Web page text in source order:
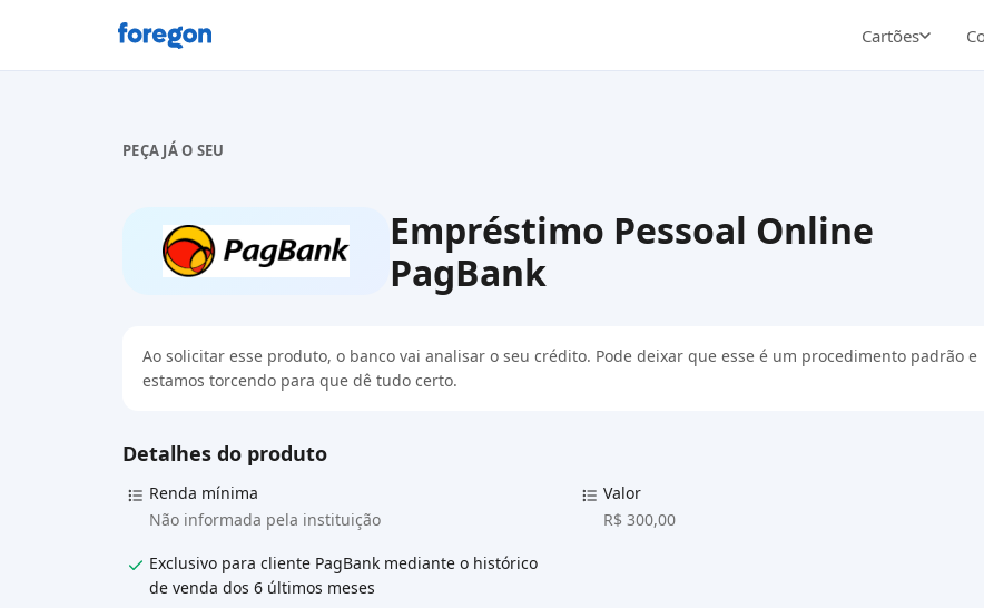
Foregon.com
Cartões
PEÇA JÁ O SEU
Empréstimo Pessoal Online
PagBank
Ao solicitar esse produto, o banco vai analisar o seu crédito. Pode deixar que esse é um procedimento padrão e
estamos torcendo para que dê tudo certo.
Detalhes do produto
Renda mínima
Não informada pela instituição
Valor
R$ 300,00
Exclusivo para cliente PagBank mediante o histórico
de venda dos 6 últimos meses